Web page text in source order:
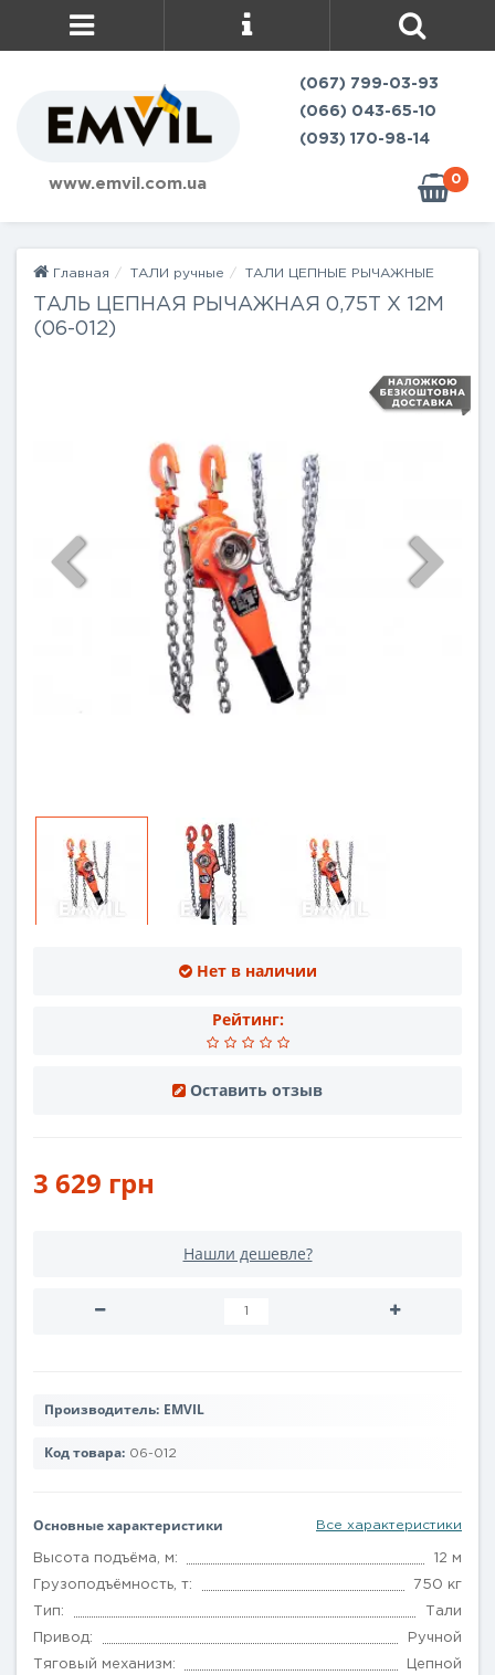
www.emvil.com.ua
(067) 799-03-93
(066) 043-65-10
(093) 170-98-14
0
Главная ТАЛИ ручные ТАЛИ ЦЕПНЫЕ РЫЧАЖНЫЕ
ТАЛЬ ЦЕПНАЯ РЫЧАЖНАЯ 0,75Т Х 12М
(06-012)
Нет в наличии
Рейтинг:
Оставить отзыв
3 629 грн
Нашли дешевле?
Производитель: EMVIL
Код товара: 06-012
Основные характеристики Все характеристики
Высота подъёма, м: 12 м
Грузоподъёмность, т: 750 кг
Тип: Тали
Привод: Ручной
Тяговый механизм: Цепной